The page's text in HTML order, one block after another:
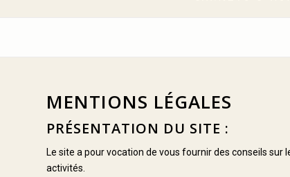
MENTIONS LÉGALES
PRÉSENTATION DU SITE :
Le site a pour vocation de vous fournir des conseils sur
activités.